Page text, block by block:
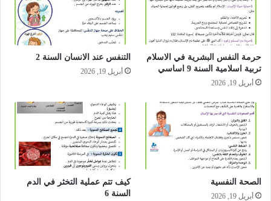
حرمة النفس البشرية في الاسلام
تربية اسلامية السنة 9 اساسي
أبريل 19, 2026
التنفس عند الانسان السنة 2
أبريل 19, 2026
الصحة النفسية
أبريل 19, 2026
كيف تتم عملية التخثر في الدم
السنة 6